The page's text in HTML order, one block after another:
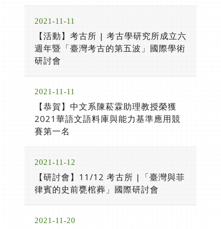
2021-11-11
【活動】考古所 | 考古學研究所成立六
週年暨「臺灣考古的第五波」國際學術
研討會
2021-11-11
【恭賀】中文系陳菘霖助理教授榮獲
2021華語文語料庫與能力基準應用競
賽第一名
2021-11-12
【研討會】11/12 考古所 |「臺灣與菲
律賓的史前甕棺葬」國際研討會
2021-11-20